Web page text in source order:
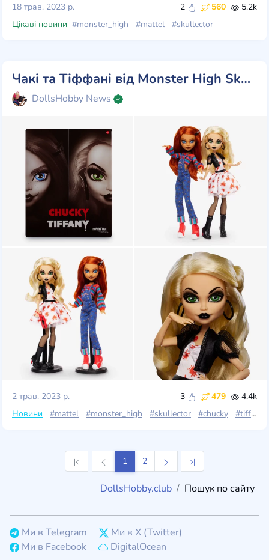
18 трав. 2023 р. 2 560
5.2k
Цікаві новини #monster_high #mattel #skullector
Чакі та Тіффані від Monster High Skullector (Лімітована серія)
DollsHobby News
2 трав. 2023 р. 3 479
4.4k
Новини
#mattel #monster_high #skullector #chucky #tiffany
1 2
DollsHobby.club Пошук по сайту
Ми в Telegram
Ми в X (Twitter)
Ми в Facebook
DigitalOcean